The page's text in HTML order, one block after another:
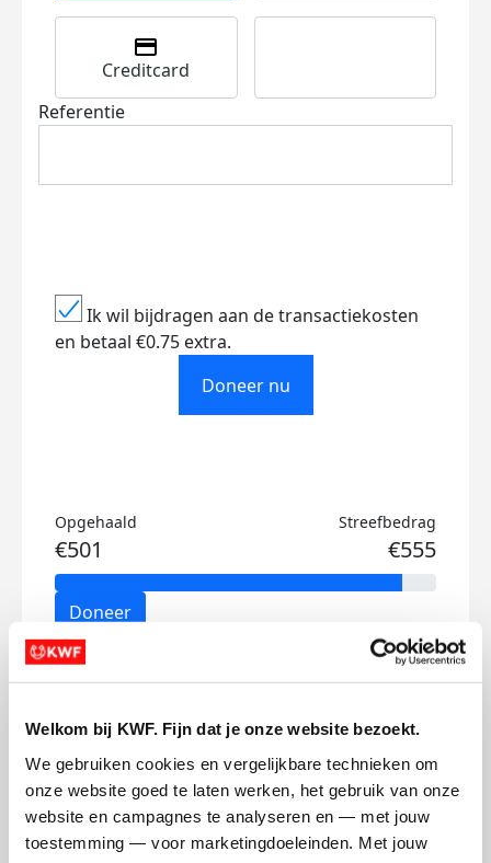
Welkom bij KWF. Fijn dat je onze website bezoekt.
We gebruiken cookies en vergelijkbare technieken om
onze website goed te laten werken, het gebruik van onze
website en campagnes te analyseren en — met jouw
toestemming — voor marketingdoeleinden. Met jouw
Creditcard
Referentie
Ik wil bijdragen aan de transactiekosten
en betaal €0.75 extra.
Doneer nu
Opgehaald
€501
Streefbedrag
€555
Doneer
Jorinde's badges